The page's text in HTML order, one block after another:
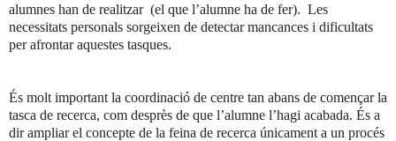
alumnes han de realitzar (el que l’alumne ha de fer). Les
necessitats personals sorgeixen de detectar mancances i dificultats
per afrontar aquestes tasques.
És molt important la coordinació de centre tan abans de començar la
tasca de recerca, com desprès de que l’alumne l’hagi acabada. És a
dir ampliar el concepte de la feina de recerca únicament a un procés